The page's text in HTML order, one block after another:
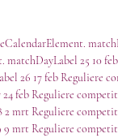
25 10
26 17 feb Reguliere
feb Reguliere
2 mrt Reguliere
9 mrt Reguliere